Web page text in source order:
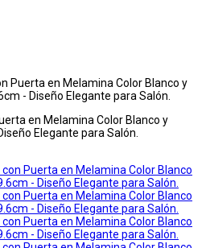
Puerta en Melamina Color Blanco y
- Diseño Elegante para Salón.